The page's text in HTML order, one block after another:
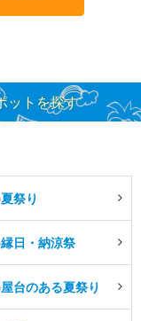
ットを探す
夏祭り
縁日・納涼祭
屋台のある夏祭り